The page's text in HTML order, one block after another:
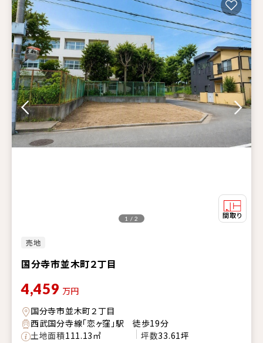
売地
国分寺市並木町２丁目
1 / 2
4,459 万円
国分寺市並木町２丁目
西武国分寺線「恋ヶ窪」駅 徒歩19分
土地面積111.13㎡ 坪数33.61坪